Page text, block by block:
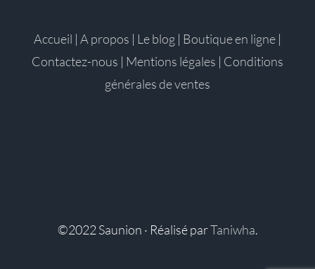
Accueil | A propos | Le blog | Boutique en ligne |
Contactez-nous | Mentions légales | Conditions
générales de ventes
©2022 Saunion · Réalisé parTaniwha.